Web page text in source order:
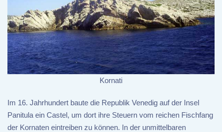
Kornati
Im 16. Jahrhundert baute die Republik Venedig auf der Insel
Panitula ein Castel, um dort ihre Steuern vom reichen Fischfang
der Kornaten eintreiben zu können. In der unmittelbaren